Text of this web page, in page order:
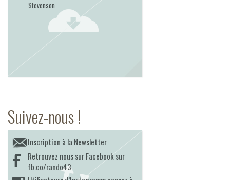
Stevenson
Suivez-nous !
Inscription à la Newsletter
Retrouvez nous sur Facebook sur
fb.co/rando43